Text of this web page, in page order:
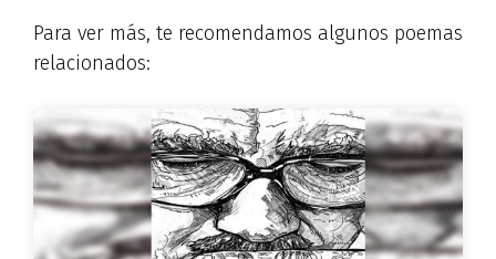
Para ver más, te recomendamos algunos poemas
relacionados: